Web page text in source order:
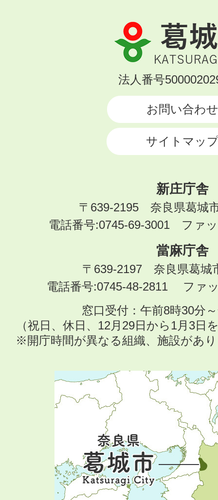
葛
城
市
KATSURAGI
法人番号
お問い合わせ
サイトマッ
新庄庁舎
〒639-2195 奈良県葛城
電話番号:0745-69-3001 ファ
當麻庁舎
〒639-2197 奈良県葛城
電話番号:0745-48-2811 ファ
窓口受付：午前8時30分
（祝日、休日、12月29日から1月3日
※開庁時間が異なる組織、施設があ